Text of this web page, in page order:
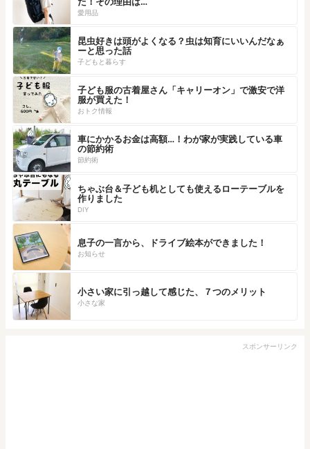
愛用品
昆虫好きは頭がよくなる？虫は知育にいいんだなぁ
ーと思った話
子どもと暮らす
子ども服の古着屋さん「キャリーオン」で激安で洋
服が買えた！
おトク情報
車にかかるお金は高額…！わが家が実践している車
の節約術
節約術
ちゃぶ台＆子ども机としても使えるローテーブルを
作りました
DIY
息子の一言から、ドライブ絵本ができました！
お知らせ
小さい家に引っ越して感じた、７つのメリット
小さな家
スポンサーリンク